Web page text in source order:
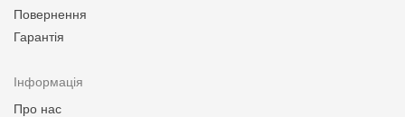
Повернення
Гарантія
Інформація
Про нас